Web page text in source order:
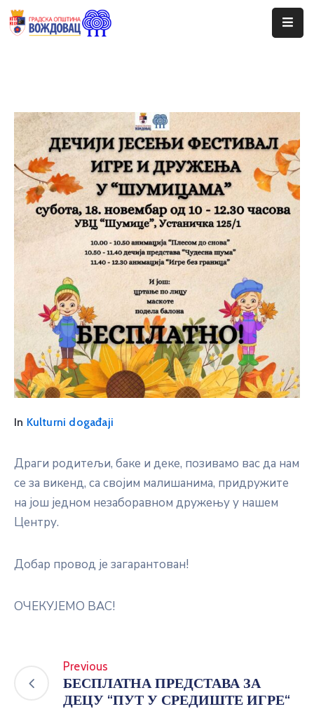
Догађаји
Програми
Ценовник
Јавне
Набавке
In Kulturni događaji
Драги родитељи, баке и деке, позивамо вас да нам
се за викенд, са својим малишанима, придружите
на још једном незаборавном дружењу у нашем
Центру.
Добар провод је загарантован!
ОЧЕКУЈЕМО ВАС!
Previous
БЕСПЛАТНА ПРЕДСТАВА ЗА
ДЕЦУ “ПУТ У СРЕДИШТЕ ИГРЕ“